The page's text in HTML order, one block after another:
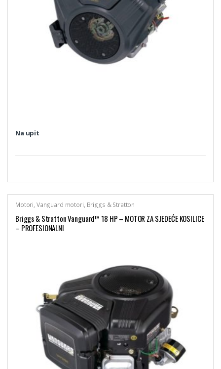
Na upit
Motori, Vanguard motori, Briggs & Stratton
Briggs & Stratton Vanguard™ 18 HP – MOTOR ZA SJEDEĆE KOSILICE
– PROFESIONALNI